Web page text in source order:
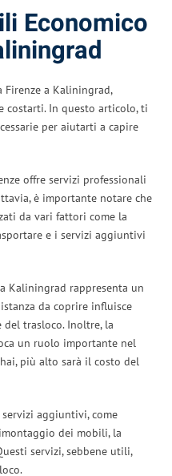
Economico
a Kaliningrad,
costarti. In questo articolo, ti
per aiutarti a capire
offre servizi professionali
è importante notare che
da vari fattori come la
e i servizi aggiuntivi
Kaliningrad rappresenta un
da coprire influisce
trasloco. Inoltre, la
un ruolo importante nel
più alto sarà il costo del
aggiuntivi, come
dei mobili, la
servizi, sebbene utili,